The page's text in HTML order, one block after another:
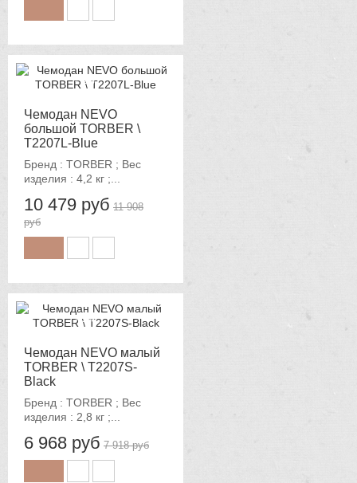
Чемодан NEVO
большой TORBER \
T2207L-Blue
Бренд : TORBER ; Вес
изделия : 4,2 кг ;...
10 479 руб
-12%
11 908
руб
Чемодан NEVO малый
TORBER \ T2207S-
Black
Бренд : TORBER ; Вес
изделия : 2,8 кг ;...
6 968 руб
-12%
7 918 руб